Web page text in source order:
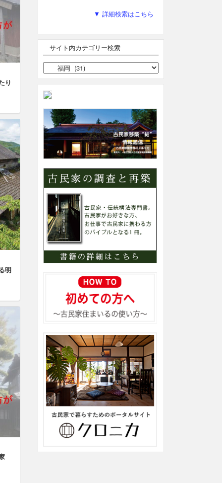
り
明
▼ 詳細検索はこちら
サイト内カテゴリー検索
サ
イ
ト
内
カ
テ
ゴ
リ
ー
検